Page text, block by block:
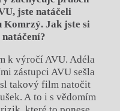
jste natáčeli
Komrzý. Jak jste si
k výročí AVU. Adéla
zástupci AVU sešla
takový film natočit
A to i s vědomím